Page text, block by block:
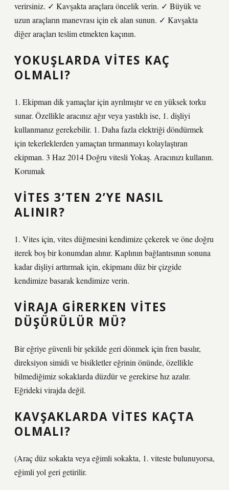
verirsiniz. ✓ Kavşakta araçlara öncelik verin. ✓ Büyük ve
uzun araçların manevrası için ek alan sunun. ✓ Kavşakta
diğer araçları teslim etmekten kaçının.
YOKUŞLARDA VITES KAÇ
OLMALI?
1. Ekipman dik yamaçlar için ayrılmıştır ve en yüksek torku
sunar. Özellikle aracınız ağır veya yastıklı ise, 1. dişliyi
kullanmanız gerekebilir. 1. Daha fazla elektriği döndürmek
için tekerleklerden yamaçtan tırmanmayı kolaylaştıran
ekipman. 3 Haz 2014 Doğru vitesli Yokaş. Aracınızı kullanın.
Korumak
VITES 3’TEN 2’YE NASIL
ALINIR?
1. Vites için, vites düğmesini kendimize çekerek ve öne doğru
iterek boş bir konumdan alınır. Kaplının bağlantısının sonuna
kadar dişliyi arttırmak için, ekipmanı düz bir çizgide
kendimize basarak kendimize verin.
VIRAJA GIRERKEN VITES
DÜŞÜRÜLÜR MÜ?
Bir eğriye güvenli bir şekilde geri dönmek için fren basılır,
direksiyon simidi ve bisikletler eğrinin önünde, özellikle
bilmediğimiz sokaklarda düzdür ve gerekirse hız azalır.
Eğrideki virajda değil.
KAVŞAKLARDA VITES KAÇTA
OLMALI?
(Araç düz sokakta veya eğimli sokakta, 1. viteste bulunuyorsa,
eğimli yol geri getirilir.